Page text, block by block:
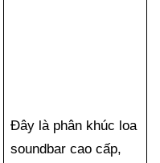
Đây là phân khúc loa
soundbar cao cấp,